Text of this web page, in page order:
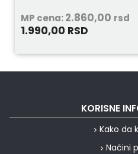
MP cena:2.860,00 rsd
1.990,00 RSD
KORISNE
Kako da
Načini